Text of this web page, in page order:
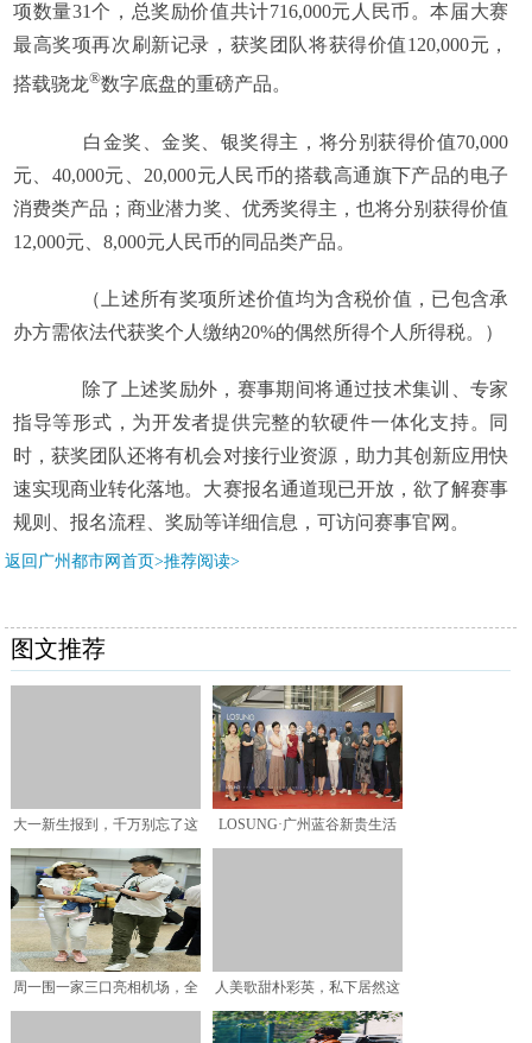
项数量31个，总奖励价值共计716,000元人民币。本届大赛
最高奖项再次刷新记录，获奖团队将获得价值120,000元，
搭载骁龙®数字底盘的重磅产品。
白金奖、金奖、银奖得主，将分别获得价值70,000
元、40,000元、20,000元人民币的搭载高通旗下产品的电子
消费类产品；商业潜力奖、优秀奖得主，也将分别获得价值
12,000元、8,000元人民币的同品类产品。
（上述所有奖项所述价值均为含税价值，已包含承
办方需依法代获奖个人缴纳20%的偶然所得个人所得税。）
除了上述奖励外，赛事期间将通过技术集训、专家
指导等形式，为开发者提供完整的软硬件一体化支持。同
时，获奖团队还将有机会对接行业资源，助力其创新应用快
速实现商业转化落地。大赛报名通道现已开放，欲了解赛事
规则、报名流程、奖励等详细信息，可访问赛事官网。
返回广州都市网首页>推荐阅读>
图文推荐
大一新生报到，千万别忘了这
几件物品
LOSUNG·广州蓝谷新贵生活
周一围一家三口亮相机场，全
人美歌甜朴彩英，私下居然这
么会穿，不愧是天生的爱